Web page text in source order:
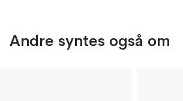
Andre syntes også om